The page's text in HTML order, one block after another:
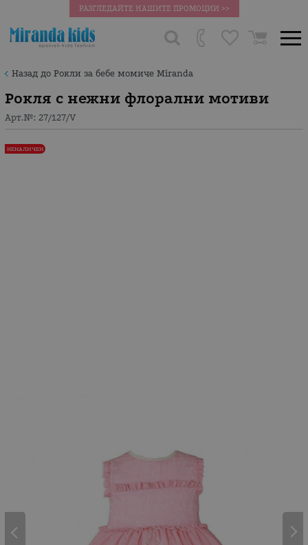
РАЗГЛЕДАЙТЕ НАШИТЕ ПРОМОЦИИ >>
Назад до Рокли за бебе момиче Miranda
Рокля с нежни флорални мотиви
Арт.№: 27/127/V
НЕНАЛИЧЕН